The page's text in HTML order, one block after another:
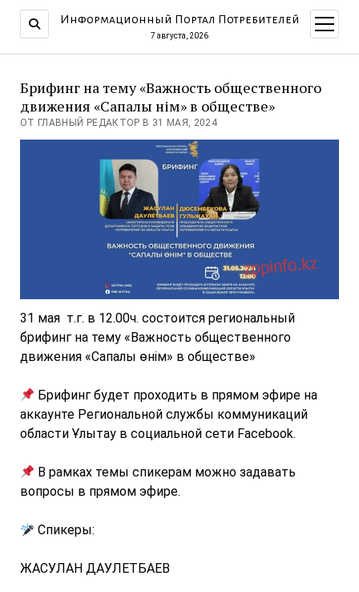
Информационный Портал Потребителей
7 августа, 2026
меню
Брифинг на тему «Важность общественного
движения «Сапалы өнім» в обществе»
ОТ ГЛАВНЫЙ РЕДАКТОР В 31 МАЯ, 2024
31 мая т.г. в 12.00ч. состоится региональный
брифинг на тему «Важность общественного
движения «Сапалы өнім» в обществе»
Брифинг будет проходить в прямом эфире на
аккаунте Региональной службы коммуникаций
области Ұлытау в социальной сети Facebook.
В рамках темы спикерам можно задавать
вопросы в прямом эфире.
Спикеры:
ЖАСУЛАН ДАУЛЕТБАЕВ